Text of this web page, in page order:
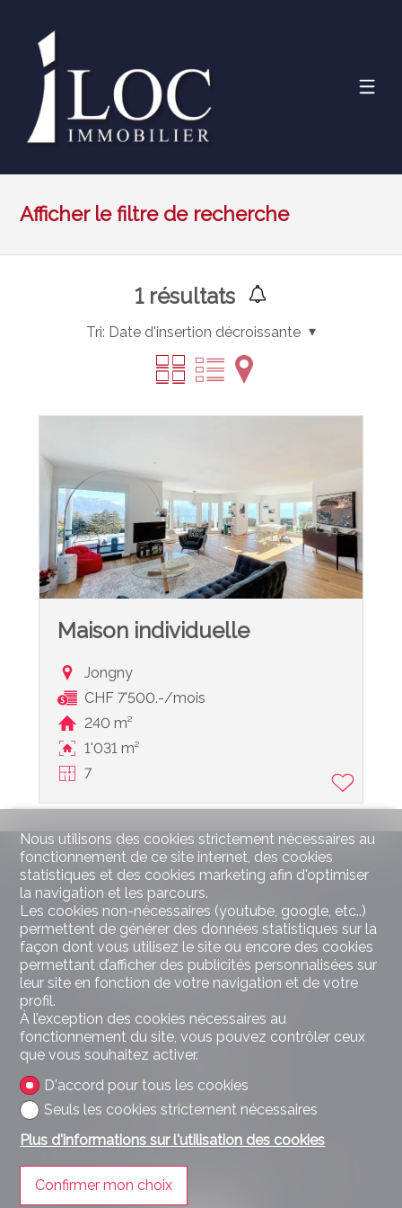
Afficher le filtre de recherche
1résultats
Tri: Date d'insertion décroissante
Maison individuelle
Jongny
CHF 7'500.-/mois
240 m²
1'031 m²
7
Contactez-nous
ILOC Sàrl
Ruelle des Halles 1
Tél.+41 21 566 70 07
info@immo-iloc.com
Ne laissez aucun bien vous échapper, inscrivez-vous
gratuitement.
Nous utilisons des cookies strictement nécessaires au
fonctionnement de ce site internet, des cookies
statistiques et des cookies marketing afin d'optimiser
la navigation et les parcours.
Les cookies non-nécessaires (youtube, google, etc..)
permettent de générer des données statistiques sur la
façon dont vous utilisez le site ou encore des cookies
permettant d’afficher des publicités personnalisées sur
leur site en fonction de votre navigation et de votre
profil.
À l’exception des cookies nécessaires au
fonctionnement du site, vous pouvez contrôler ceux
que vous souhaitez activer.
D'accord pour tous les cookies
Seuls les cookies strictement nécessaires
Plus d'informations sur l'utilisation des cookies
Confirmer mon choix